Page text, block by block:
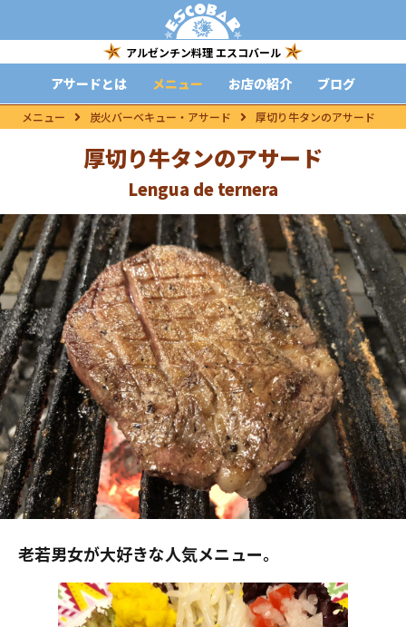
アルゼンチン料理 エスコバール
アサードとは メニュー お店の紹介 ブログ
メニュー 炭火バーベキュー・アサード 厚切り牛タンのアサード
厚切り牛タンのアサード
Lengua de ternera
老若男女が大好きな人気メニュー。